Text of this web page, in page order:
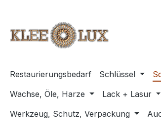
Restaurierungsbedarf Schlüssel
Wachse, Öle, Harze
Lack + Lasur
Werkzeug, Schutz, Verpackung